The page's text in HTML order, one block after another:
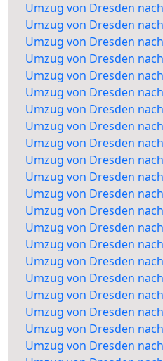
Umzug von Dresden
Umzug von Dresden
Umzug von Dresden
Umzug von Dresden
Umzug von Dresden
Umzug von Dresden
Umzug von Dresden
Umzug von Dresden
Umzug von Dresden
Umzug von Dresden
Umzug von Dresden
Umzug von Dresden
Umzug von Dresden
Umzug von Dresden
Umzug von Dresden
Umzug von Dresden
Umzug von Dresden
Umzug von Dresden
Umzug von Dresden
Umzug von Dresden
Umzug von Dresden